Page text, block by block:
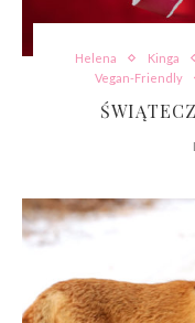
Helena Kinga
Vegan-Friendly